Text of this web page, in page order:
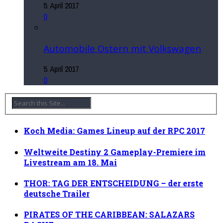
5. April 2017
0
Automobile Ostern mit Volkswagen
5. April 2017
0
Koch Media: Games Lineup auf der RPC 2017
Weltweite Destiny 2 Gameplay-Premiere im
Livestream am 18. Mai
THOR: TAG DER ENTSCHEIDUNG – der erste
deutsche Trailer
PIRATES OF THE CARIBBEAN: SALAZARS